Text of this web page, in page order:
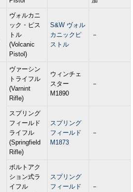
ヴォルカニ
ック・ピス
トル
(Volcanic
Pistol)
S&W ヴォル
カニックピ
ストル
－
ヴァーシン
トライフル
(Varnint
Rifle)
ウィンチェ
スター
M1890
－
スプリング
フィールド
ライフル
(Springfield
Rifle)
スプリング
フィールド
M1873
－
ボルトアク
ション式ラ
イフル
スプリング
フィールド
－